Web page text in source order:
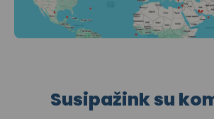
Susipažinksu